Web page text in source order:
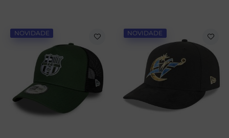
NOVIDADE NOVIDADE